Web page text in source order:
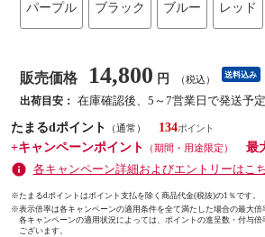
パープル ブラック ブルー レッド
販売価格 14,800 円 （税込） 送料込み
出荷目安： 在庫確認後、5～7営業日で発送予
たまるdポイント
（通常）
134
+キャンペーンポイント
（期間・用途限定）
最
各キャンペーン詳細およびエントリーはこ
※たまるdポイントはポイント支払を除く商品代金(税抜)の1％です。
※表示倍率は各キャンペーンの適用条件を全て満たした場合の最大倍
各キャンペーンの適用状況によっては、ポイントの進呈数・付与
ございます。